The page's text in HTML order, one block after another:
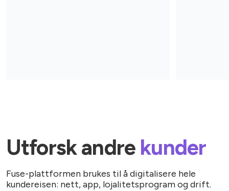
Utforsk andre kunder
Fuse-plattformen brukes til å digitalisere hele
kundereisen: nett, app, lojalitetsprogram og drift.